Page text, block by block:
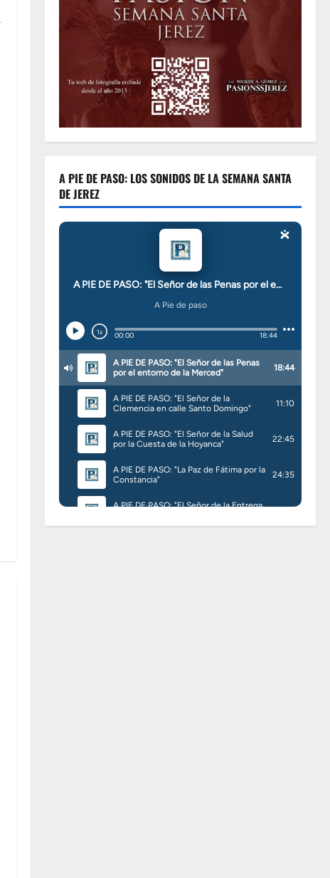
A PIE DE PASO: LOS SONIDOS DE LA SEMANA SANTA
DE JEREZ